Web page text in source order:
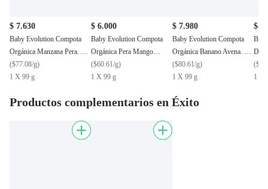
$ 7.630
Baby Evolution Compota
Orgánica Manzana Pera. 0g
de azúcar añadido.
($77.08/g)
1 X 99 g
$ 6.000
Baby Evolution Compota
Orgánica Pera Mango
Espinaca. 0g de azúcar
añadido.
($60.61/g)
1 X 99 g
$ 7.980
Baby Evolution Compota
Orgánica Banano Avena. 0g
de azúcar añadido.
($80.61/g)
1 X 99 g
$
(
1 X
Productos complementarios en Éxito